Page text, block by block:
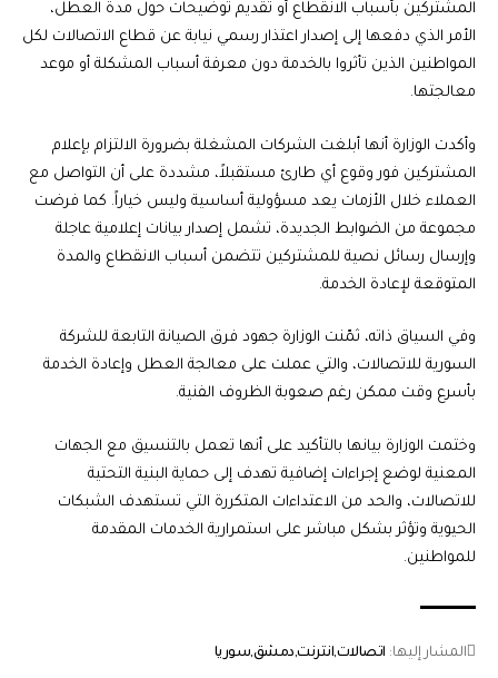
المشتركين بأسباب الانقطاع أو تقديم توضيحات حول مدة العطل،
الأمر الذي دفعها إلى إصدار اعتذار رسمي نيابة عن قطاع الاتصالات لكل
المواطنين الذين تأثروا بالخدمة دون معرفة أسباب المشكلة أو موعد
معالجتها.
وأكدت الوزارة أنها أبلغت الشركات المشغلة بضرورة الالتزام بإعلام
المشتركين فور وقوع أي طارئ مستقبلاً، مشددة على أن التواصل مع
العملاء خلال الأزمات يعد مسؤولية أساسية وليس خياراً. كما فرضت
مجموعة من الضوابط الجديدة، تشمل إصدار بيانات إعلامية عاجلة
وإرسال رسائل نصية للمشتركين تتضمن أسباب الانقطاع والمدة
المتوقعة لإعادة الخدمة.
وفي السياق ذاته، ثمّنت الوزارة جهود فرق الصيانة التابعة للشركة
السورية للاتصالات، والتي عملت على معالجة العطل وإعادة الخدمة
بأسرع وقت ممكن رغم صعوبة الظروف الفنية.
وختمت الوزارة بيانها بالتأكيد على أنها تعمل بالتنسيق مع الجهات
المعنية لوضع إجراءات إضافية تهدف إلى حماية البنية التحتية
للاتصالات، والحد من الاعتداءات المتكررة التي تستهدف الشبكات
الحيوية وتؤثر بشكل مباشر على استمرارية الخدمات المقدمة
للمواطنين.
المشار إليها: اتصالاتانترنت دمشقسوريا